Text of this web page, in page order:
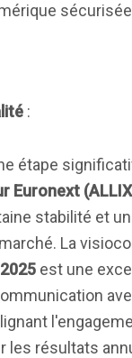
:
étape
Euronext
stabilité et
La
est une
les résultats